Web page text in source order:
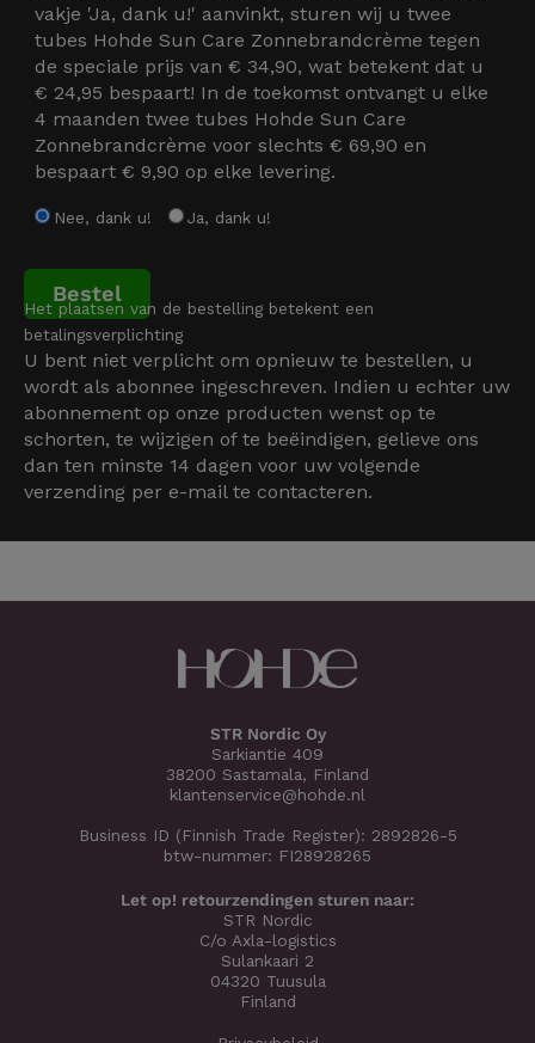
vakje 'Ja, dank u!' aanvinkt, sturen wij u twee
tubes Hohde Sun Care Zonnebrandcrème tegen
de speciale prijs van € 34,90, wat betekent dat u
€ 24,95 bespaart! In de toekomst ontvangt u elke
4 maanden twee tubes Hohde Sun Care
Zonnebrandcrème voor slechts € 69,90 en
bespaart € 9,90 op elke levering.
Nee, dank u! Ja, dank u!
Bestel
Het plaatsen van de bestelling betekent een
betalingsverplichting
U bent niet verplicht om opnieuw te bestellen, u
wordt als abonnee ingeschreven. Indien u echter uw
abonnement op onze producten wenst op te
schorten, te wijzigen of te beëindigen, gelieve ons
dan ten minste 14 dagen voor uw volgende
verzending per e-mail te contacteren.
STR Nordic Oy
Sarkiantie 409
38200 Sastamala, Finland
klantenservice@hohde.nl
Business ID (Finnish Trade Register): 2892826-5
btw-nummer: FI28928265
Let op! retourzendingen sturen naar:
STR Nordic
C/o Axla-logistics
Sulankaari 2
04320 Tuusula
Finland